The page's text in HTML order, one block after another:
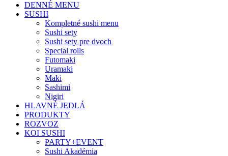
DENNÉ MENU
SUSHI
Kompletné sushi menu
Sushi sety
Sushi sety pre dvoch
Special rolls
Futomaki
Uramaki
Maki
Sashimi
Nigiri
HLAVNÉ JEDLÁ
PRODUKTY
ROZVOZ
KOI SUSHI
PARTY+EVENT
Sushi Akadémia